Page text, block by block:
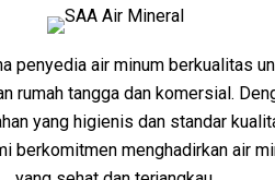
penyedia air minum berkualitas
rumah tangga dan komersial.
yang higienis dan standar
berkomitmen menghadirkan air